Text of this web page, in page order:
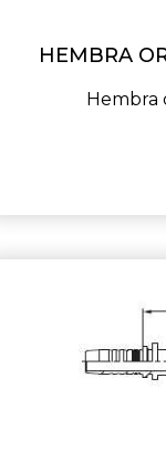
HEMBRA
Hembra